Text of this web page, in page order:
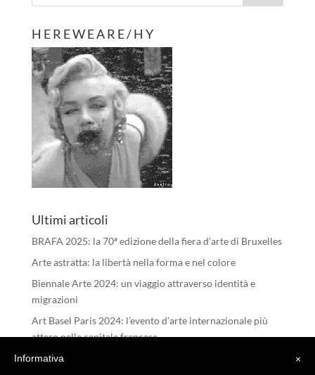
H E R E W E A R E / H Y
Ultimi articoli
BRAFA 2025: la 70ª edizione della fiera d’arte di Bruxelles
Arte astratta: la libertà nella forma e nel colore
Biennale Arte 2024: un viaggio attraverso identità e
migrazioni
Art Basel Paris 2024: l’evento d’arte internazionale più
atteso nella capitale francese
I RIFLESSI DELL’ANIMA – Michele Tombolini
×
Informativa